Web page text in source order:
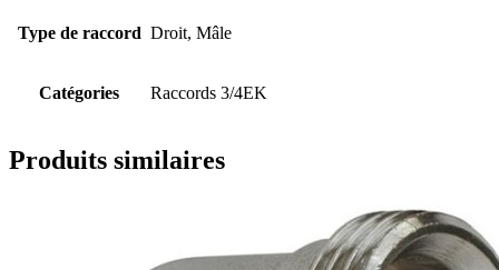
Type de raccord Droit, Mâle
Catégories Raccords 3/4EK
Produits similaires